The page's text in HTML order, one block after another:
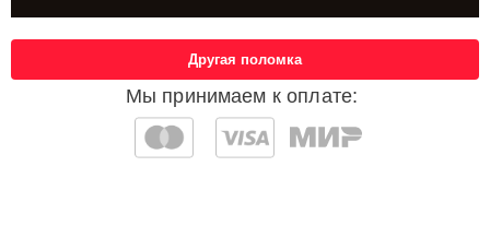
Мы принимаем к оплате:
Другая поломка